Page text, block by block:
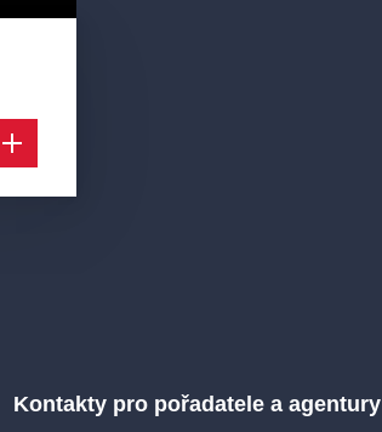
Kontakty pro pořadatele a agentury